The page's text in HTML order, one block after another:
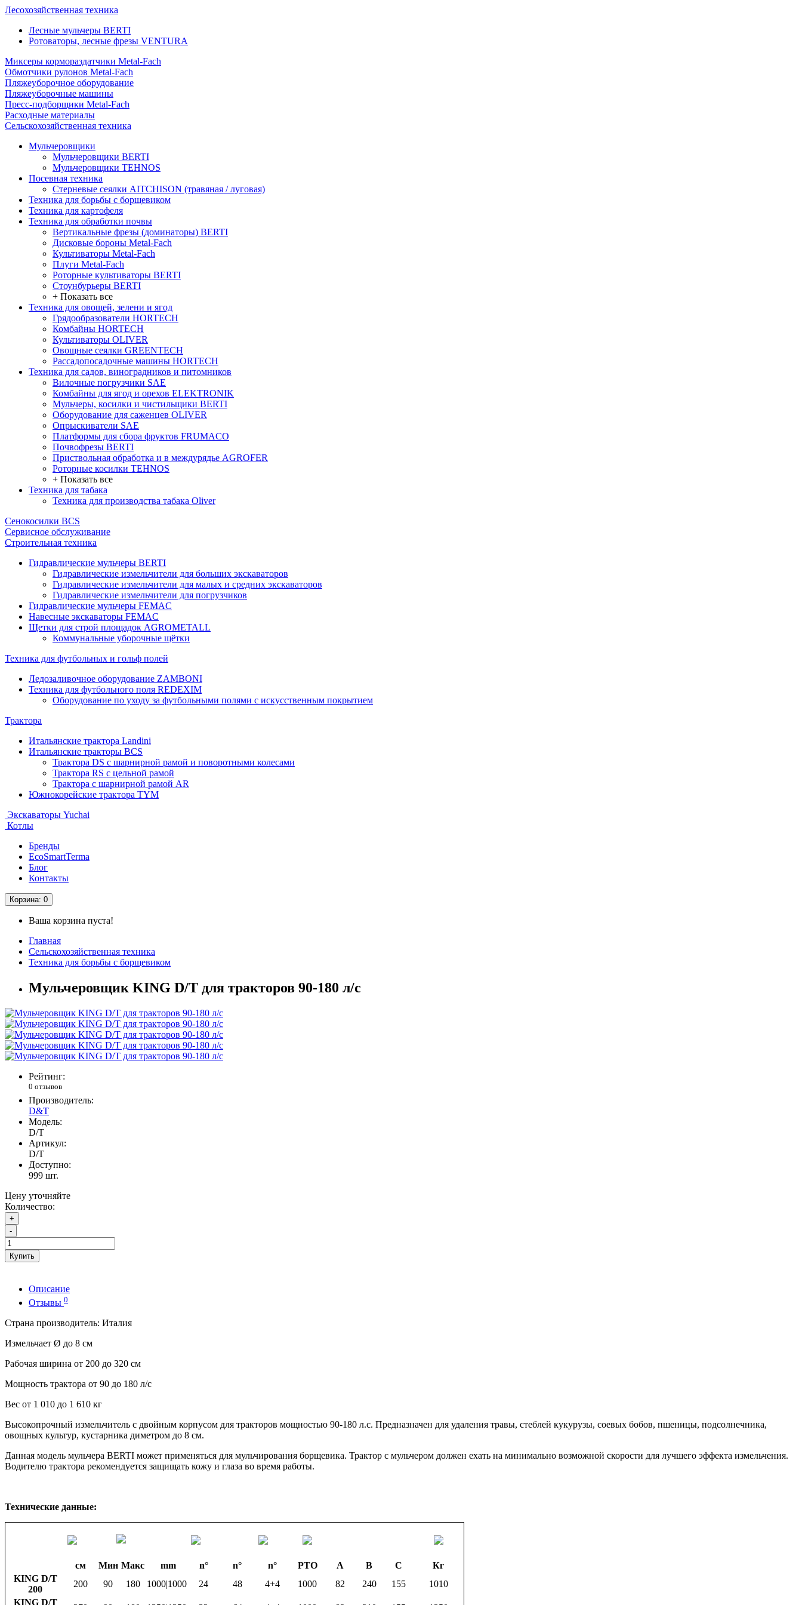
Лесохозяйственная техника
Лесные мульчеры BERTI
Ротоваторы, лесные фрезы VENTURA
Миксеры кормораздатчики Metal-Fach
Обмотчики рулонов Metal-Fach
Пляжеуборочное оборудование
Пляжеуборочные машины
Пресс-подборщики Metal-Fach
Расходные материалы
Сельскохозяйственная техника
Мульчеровщики
Мульчеровщики BERTI
Мульчеровщики TEHNOS
Посевная техника
Стерневые сеялки AITCHISON (травяная / луговая)
Техника для борьбы с борщевиком
Техника для картофеля
Техника для обработки почвы
Вертикальные фрезы (доминаторы) BERTI
Дисковые бороны Metal-Fach
Культиваторы Metal-Fach
Плуги Metal-Fach
Роторные культиваторы BERTI
Стоунбурьеры BERTI
+ Показать все
Техника для овощей, зелени и ягод
Грядообразователи HORTECH
Комбайны HORTECH
Культиваторы OLIVER
Овощные сеялки GREENTECH
Рассадопосадочные машины HORTECH
Техника для садов, виноградников и питомников
Вилочные погрузчики SAE
Комбайны для ягод и орехов ELEKTRONIK
Мульчеры, косилки и чистильщики BERTI
Оборудование для саженцев OLIVER
Опрыскиватели SAE
Платформы для сбора фруктов FRUMACO
Почвофрезы BERTI
Приствольная обработка и в междурядье AGROFER
Роторные косилки TEHNOS
+ Показать все
Техника для табака
Техника для производства табака Oliver
Сенокосилки BCS
Сервисное обслуживание
Строительная техника
Гидравлические мульчеры BERTI
Гидравлические измельчители для больших экскаваторов
Гидравлические измельчители для малых и средних экскаваторов
Гидравлические измельчители для погрузчиков
Гидравлические мульчеры FEMAC
Навесные экскаваторы FEMAC
Щетки для строй площадок AGROMETALL
Коммунальные уборочные щётки
Техника для футбольных и гольф полей
Ледозаливочное оборудование ZAMBONI
Техника для футбольного поля REDEXIM
Оборудование по уходу за футбольными полями с искусственным покрытием
Трактора
Итальянские трактора Landini
Итальянские тракторы BCS
Трактора DS с шарнирной рамой и поворотными колесами
Трактора RS с цельной рамой
Трактора с шарнирной рамой AR
Южнокорейские трактора TYM
Экскаваторы Yuchai
Котлы
Бренды
EcoSmartTerma
Блог
Контакты
Корзина: 0
Ваша корзина пуста!
Главная
Сельскохозяйственная техника
Техника для борьбы с борщевиком
Мульчеровщик KING D/T для тракторов 90-180 л/с
Рейтинг:
0 отзывов
Производитель:
D&T
Модель:
D/T
Артикул:
D/T
Доступно:
999 шт.
Цену уточняйте
Количество:
+
-
Купить
Описание
Отзывы 0
Страна производитель: Италия
Измельчает Ø до 8 см
Рабочая ширина от 200 до 320 см
Мощность трактора от 90 до 180 л/с
Вес от 1 010 до 1 610 кг
Высокопрочный измельчитель с двойным корпусом для тракторов мощностью 90-180 л.с. Предназначен для удаления травы, стеблей кукурузы, соевых бобов, пшеницы, подсолнечника,
овощных культур, кустарника диметром до 8 см.
Данная модель мульчера BERTI может применяться для мульчирования борщевика. Трактор с мульчером должен ехать на минимально возможной скорости для лучшего эффекта измельчения.
Водителю трактора рекомендуется защищать кожу и глаза во время работы.
Технические данные:
см Мин Макс mm n° n° n° PTO A B C
Кг
KING D/T
200
200 90 180 1000|1000 24 48 4+4 1000 82 240 155
1010
KING D/T